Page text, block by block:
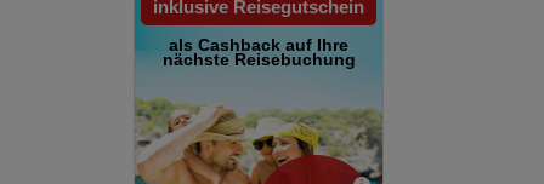
inklusive Reisegutschein
als Cashback auf Ihre
nächste Reisebuchung